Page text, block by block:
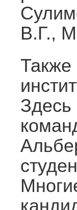
В.Г.,
Также